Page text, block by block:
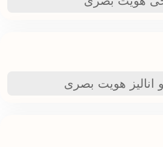
انالیز هویت بصری